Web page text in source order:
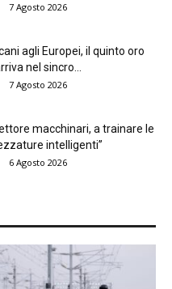
7 Agosto 2026
agli Europei, il quinto oro
nel sincro...
7 Agosto 2026
macchinari, a trainare le
intelligenti”
6 Agosto 2026